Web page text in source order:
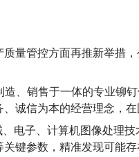
量管控方面再推新举措
、销售于一体的专业铆
诚信为本的经营理念，在
电子、计算机图像处理
键参数，精准发现可能